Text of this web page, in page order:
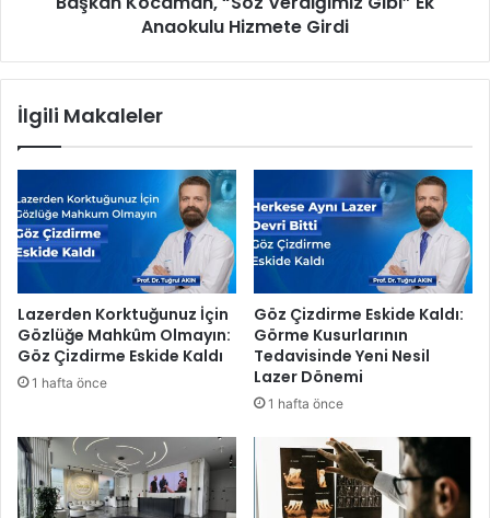
t
r
D
ü
ş
n
c
e
D
ü
y
a
s
ı
V
e
r
ğ
i
G
b
i
Anaokulu Hizmete Girdi
İlgili Makaleler
Lazerden Korktuğunuz İçin
Gözlüğe Mahkûm Olmayın:
Göz Çizdirme Eskide Kaldı
1 hafta önce
Göz Çizdirme Eskide Kaldı:
Görme Kusurlarının
Tedavisinde Yeni Nesil
Lazer Dönemi
1 hafta önce